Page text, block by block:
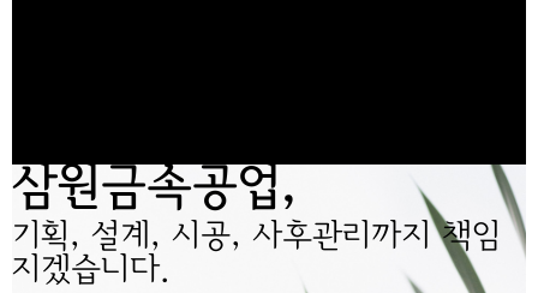
삼원금속공업,
기획, 설계, 시공, 사후관리까지 책임
지겠습니다.